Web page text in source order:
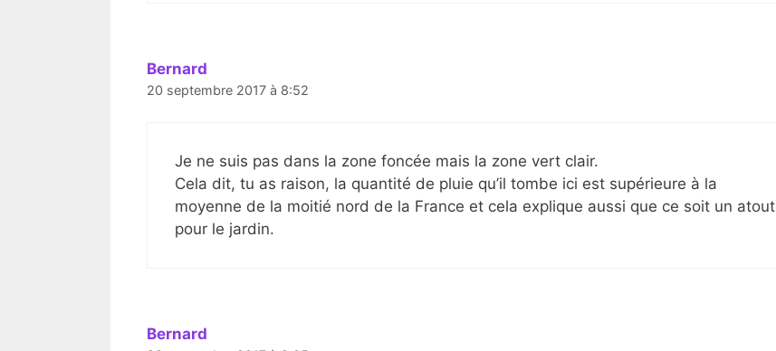
Bernard
20 septembre 2017 à 8:52
Je ne suis pas dans la zone foncée mais la zone vert clair.
Cela dit, tu as raison, la quantité de pluie qu’il tombe ici est supérieure à la
moyenne de la moitié nord de la France et cela explique aussi que ce soit un atout
pour le jardin.
Bernard